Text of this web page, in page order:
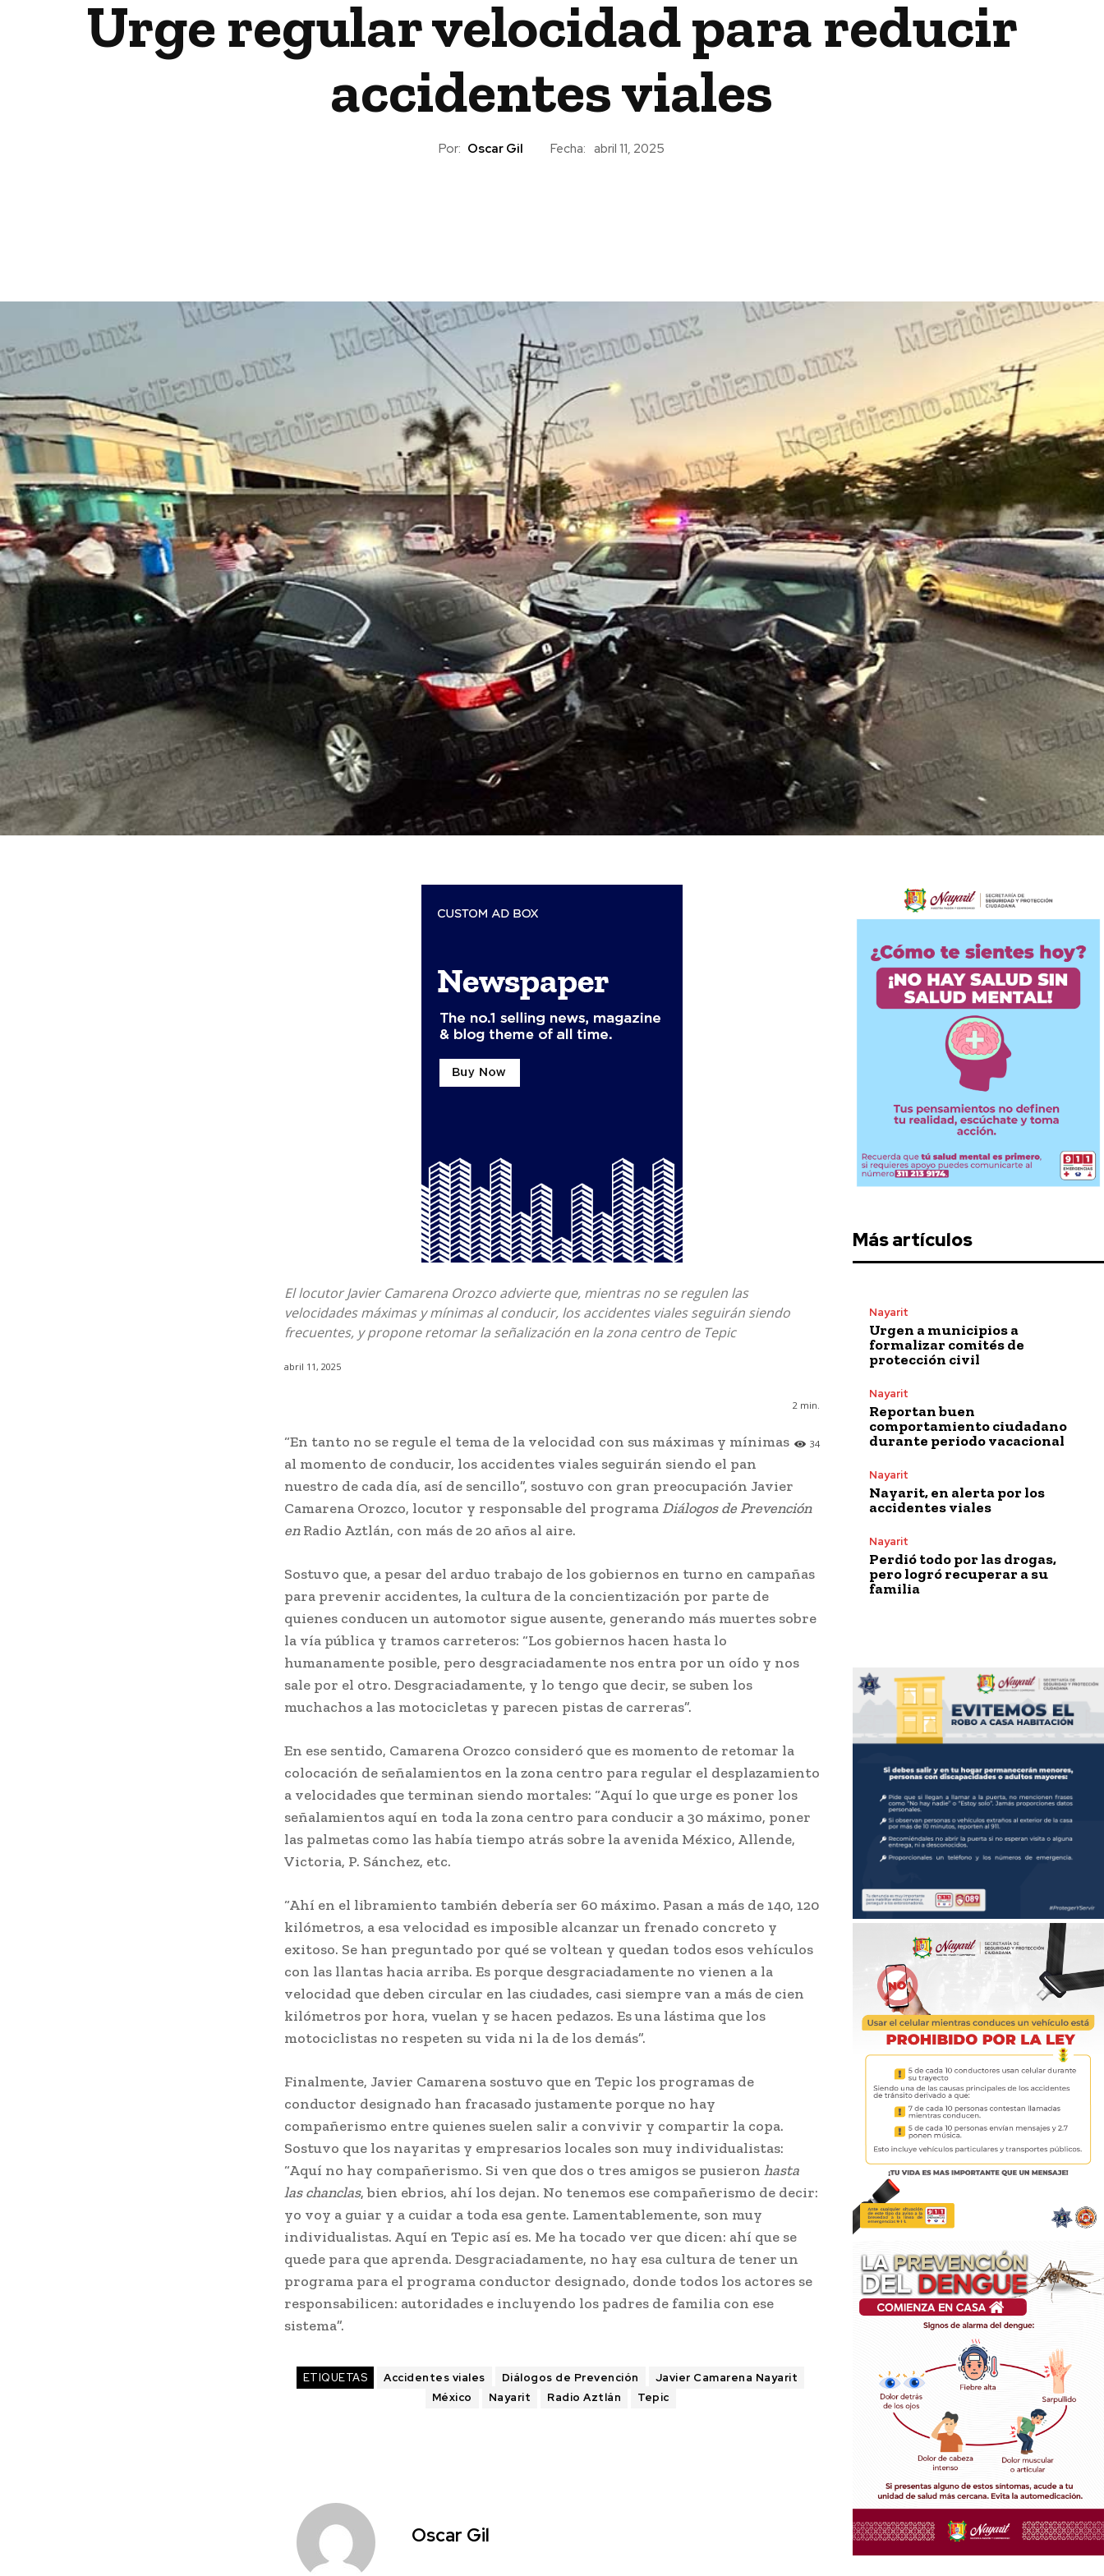
Urge regular velocidad para reducir
accidentes viales
Por: Oscar Gil Fecha: abril 11, 2025
El locutor Javier Camarena Orozco advierte que, mientras no se regulen las
velocidades máximas y mínimas al conducir, los accidentes viales seguirán siendo
frecuentes, y propone retomar la señalización en la zona centro de Tepic
abril 11, 2025
2 min.
34
“En tanto no se regule el tema de la velocidad con sus máximas y mínimas
al momento de conducir, los accidentes viales seguirán siendo el pan
nuestro de cada día, así de sencillo”, sostuvo con gran preocupación Javier
Camarena Orozco, locutor y responsable del programa Diálogos de Prevención
enRadio Aztlán, con más de 20 años al aire.
Sostuvo que, a pesar del arduo trabajo de los gobiernos en turno en campañas
para prevenir accidentes, la cultura de la concientización por parte de
quienes conducen un automotor sigue ausente, generando más muertes sobre
la vía pública y tramos carreteros: “Los gobiernos hacen hasta lo
humanamente posible, pero desgraciadamente nos entra por un oído y nos
sale por el otro. Desgraciadamente, y lo tengo que decir, se suben los
muchachos a las motocicletas y parecen pistas de carreras”.
En ese sentido, Camarena Orozco consideró que es momento de retomar la
colocación de señalamientos en la zona centro para regular el desplazamiento
a velocidades que terminan siendo mortales: “Aquí lo que urge es poner los
señalamientos aquí en toda la zona centro para conducir a 30 máximo, poner
las palmetas como las había tiempo atrás sobre la avenida México, Allende,
Victoria, P. Sánchez, etc.
“Ahí en el libramiento también debería ser 60 máximo. Pasan a más de 140, 120
kilómetros, a esa velocidad es imposible alcanzar un frenado concreto y
exitoso. Se han preguntado por qué se voltean y quedan todos esos vehículos
con las llantas hacia arriba. Es porque desgraciadamente no vienen a la
velocidad que deben circular en las ciudades, casi siempre van a más de cien
kilómetros por hora, vuelan y se hacen pedazos. Es una lástima que los
motociclistas no respeten su vida ni la de los demás”.
Finalmente, Javier Camarena sostuvo que en Tepic los programas de
conductor designado han fracasado justamente porque no hay
compañerismo entre quienes suelen salir a convivir y compartir la copa.
Sostuvo que los nayaritas y empresarios locales son muy individualistas:
“Aquí no hay compañerismo. Si ven que dos o tres amigos se pusieron hasta
las chanclas, bien ebrios, ahí los dejan. No tenemos ese compañerismo de decir:
yo voy a guiar y a cuidar a toda esa gente. Lamentablemente, son muy
individualistas. Aquí en Tepic así es. Me ha tocado ver que dicen: ahí que se
quede para que aprenda. Desgraciadamente, no hay esa cultura de tener un
programa para el programa conductor designado, donde todos los actores se
responsabilicen: autoridades e incluyendo los padres de familia con ese
sistema”.
ETIQUETAS Accidentes viales Diálogos de Prevención
Javier Camarena Nayarit
México
Nayarit Radio Aztlán Tepic
Oscar Gil
Más artículos
Nayarit
Urgen a municipios a
formalizar comités de
protección civil
Nayarit
Reportan buen
comportamiento ciudadano
durante periodo vacacional
Nayarit
Nayarit, en alerta por los
accidentes viales
Nayarit
Perdió todo por las drogas,
pero logró recuperar a su
familia